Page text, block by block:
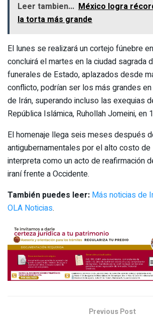
Leer tambien... México logra
la torta más grande
El lunes se realizará un cortejo fúnebre
concluirá el martes en la ciudad sagrada
funerales de Estado, aplazados desde
conflicto, podrían ser los más grandes
de Irán, superando incluso las exequias
República Islámica, Ruhollah Jomeini, en
El homenaje llega seis meses después
antigubernamentales por el alto costo de
interpreta como un acto de reafirmación
iraní frente a Occidente.
También puedes leer: Más noticias de
OLA Noticias.
Previous Post